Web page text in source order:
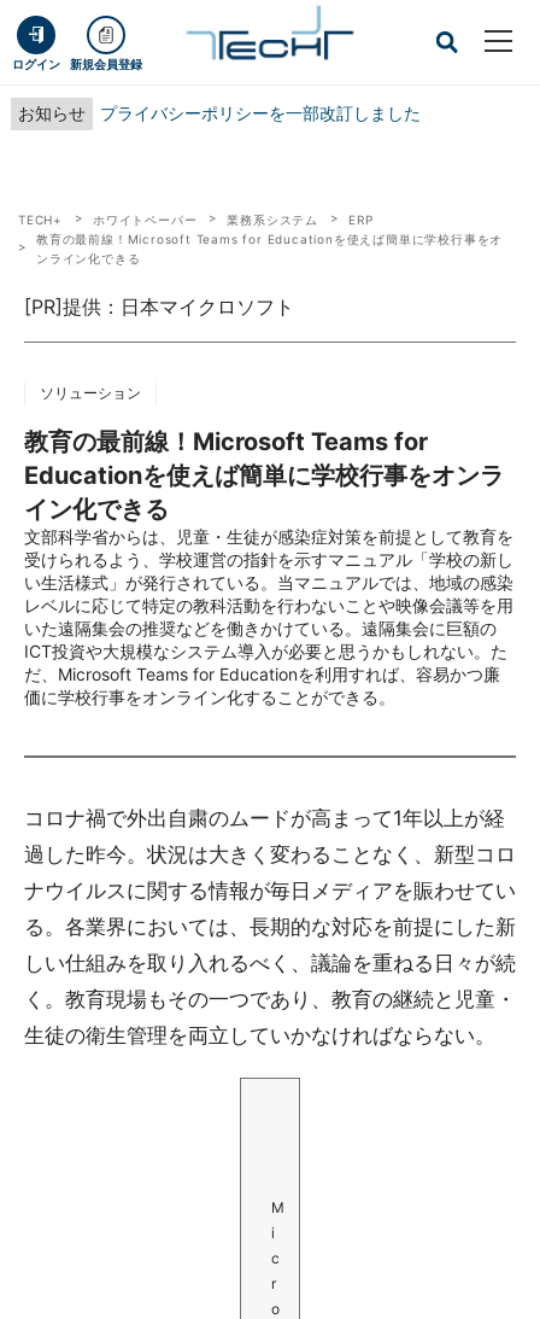
ログイン 新規会員登録
お知らせ プライバシーポリシーを一部改訂しました
TECH+ ホワイトペーパー 業務系システム
ERP
教育の最前線！Microsoft Teams for Educationを使えば簡単に学校行事をオ
ンライン化できる
[PR]提供：日本マイクロソフト
ソリューション
教育の最前線！Microsoft Teams for
Educationを使えば簡単に学校行事をオンラ
イン化できる
文部科学省からは、児童・生徒が感染症対策を前提として教育を
受けられるよう、学校運営の指針を示すマニュアル「学校の新し
い生活様式」が発行されている。当マニュアルでは、地域の感染
レベルに応じて特定の教科活動を行わないことや映像会議等を用
いた遠隔集会の推奨などを働きかけている。遠隔集会に巨額の
ICT投資や大規模なシステム導入が必要と思うかもしれない。た
だ、Microsoft Teams for Educationを利用すれば、容易かつ廉
価に学校行事をオンライン化することができる。
コロナ禍で外出自粛のムードが高まって1年以上が経
過した昨今。状況は大きく変わることなく、新型コロ
ナウイルスに関する情報が毎日メディアを賑わせてい
る。各業界においては、長期的な対応を前提にした新
しい仕組みを取り入れるべく、議論を重ねる日々が続
く。教育現場もその一つであり、教育の継続と児童・
生徒の衛生管理を両立していかなければならない。
M
i
c
r
o